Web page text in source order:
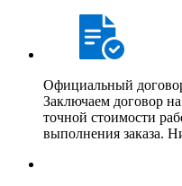
Официальный
Заключаем договор
точной стоимости
выполнения заказа.